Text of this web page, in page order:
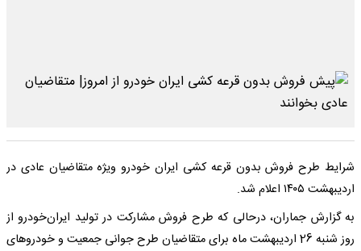
شرایط طرح فروش بدون قرعه کشی ایران خودرو ‌ویژه متقاضیان عادی در
اردیبهشت ۱۴۰۵ اعلام شد.
به گزارش جماران، درحالی که طرح فروش مشارکت در تولید ایران‌خودرو از
روز شنبه 26 اردیبهشت ماه برای متقاضیان طرح جوانی جمعیت و خودروهای